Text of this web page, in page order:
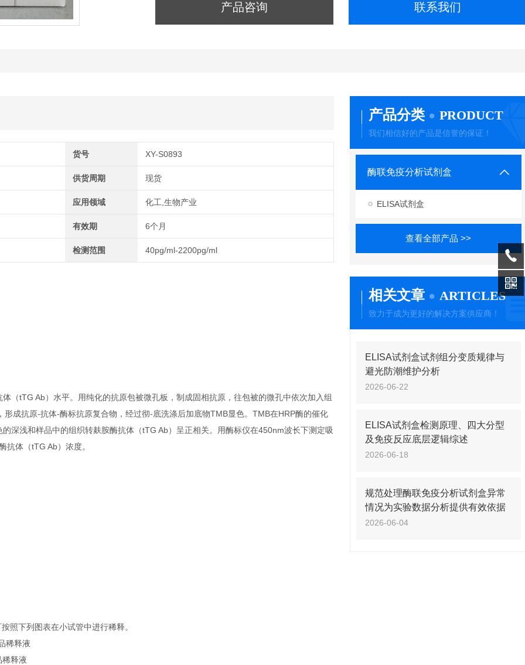
产品咨询 联系我们
货号 XY-S0893
供货周期 现货
应用领域 化工,生物产业
有效期 6个月
检测范围 40pg/ml-2200pg/ml
（tTG Ab）水平。用纯化的抗原包被微孔板，制成固相抗原，往包被的微孔中依次加入组
成抗原-抗体-酶标抗原复合物，经过彻-底洗涤后加底物TMB显色。TMB在HRP酶的催化
深浅和样品中的组织转麸胺酶抗体（tTG Ab）呈正相关。用酶标仪在450nm波长下测定吸
抗体（tTG Ab）浓度。
照下列图表在小试管中进行稀释。
稀释液
释液
产品分类 PRODUCT
我们相信好的产品是信誉的保证！
酶联免疫分析试剂盒
ELISA试剂盒
查看全部产品 >>
相关文章 ARTICLES
致力于成为更好的解决方案供应商！
ELISA试剂盒试剂组分变质规律与
避光防潮维护分析
2026-06-22
ELISA试剂盒检测原理、四大分型
及免疫反应底层逻辑综述
2026-06-18
规范处理酶联免疫分析试剂盒异常
情况为实验数据分析提供有效依据
2026-06-04